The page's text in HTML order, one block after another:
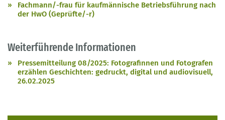
Fachmann/-frau für kaufmännische Betriebsführung nach
der HwO (Geprüfte/-r)
Weiterführende Informationen
Pressemitteilung 08/2025: Fotografinnen und Fotografen
erzählen Geschichten: gedruckt, digital und audiovisuell,
26.02.2025